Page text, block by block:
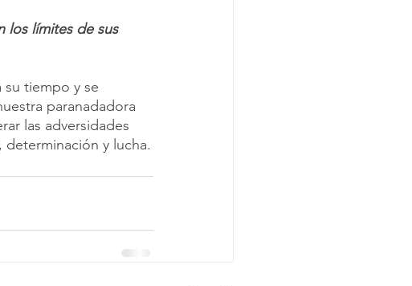
los límites de sus
su tiempo y se
paranadadora
las adversidades
determinación y lucha.